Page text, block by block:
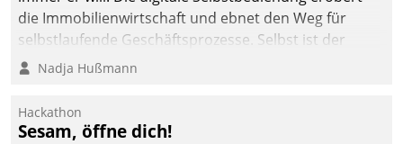
die Immobilienwirtschaft und ebnet den Weg für
selbstlaufende Geschäftsprozesse. Selbst ist der
Kunde und smart der Serviceanbieter.
Nadja Hußmann
Hackathon
Sesam, öffne dich!